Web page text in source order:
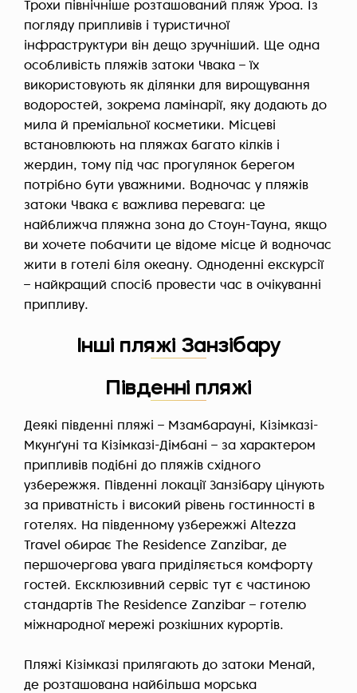
Трохи північніше розташований пляж Уроа. Із
погляду припливів і туристичної
інфраструктури він дещо зручніший. Ще одна
особливість пляжів затоки Чвака – їх
використовують як ділянки для вирощування
водоростей, зокрема ламінарії, яку додають до
мила й преміальної косметики. Місцеві
встановлюють на пляжах багато кілків і
жердин, тому під час прогулянок берегом
потрібно бути уважними. Водночас у пляжів
затоки Чвака є важлива перевага: це
найближча пляжна зона до Стоун-Тауна, якщо
ви хочете побачити це відоме місце й водночас
жити в готелі біля океану. Одноденні екскурсії
– найкращий спосіб провести час в очікуванні
припливу.
Інші пляжі Занзібару
Південні пляжі
Деякі південні пляжі – Мзамбарауні, Кізімказі-
Мкунґуні та Кізімказі-Дімбані – за характером
припливів подібні до пляжів східного
узбережжя. Південні локації Занзібару цінують
за приватність і високий рівень гостинності в
готелях. На південному узбережжі Altezza
Travel обирає The Residence Zanzibar, де
першочергова увага приділяється комфорту
гостей. Ексклюзивний сервіс тут є частиною
стандартів The Residence Zanzibar – готелю
міжнародної мережі розкішних курортів.
Пляжі Кізімказі прилягають до затоки Менай,
де розташована найбільша морська